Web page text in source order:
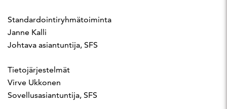
Standardointiryhmätoiminta
Janne Kalli
Johtava asiantuntija, SFS
Tietojärjestelmät
Virve Ukkonen
Sovellusasiantuntija, SFS